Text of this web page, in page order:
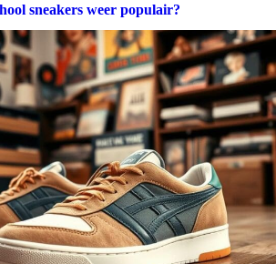
sneakers weer populair?